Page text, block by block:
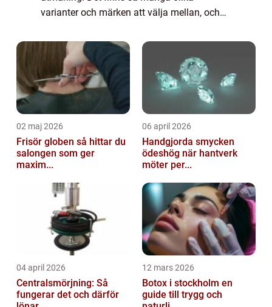
varianter och märken att välja mellan, och
verkligen är den bästa. I denna artikel
kommer vi a...
02 maj 2026
Frisör globen så hittar du
salongen som ger
maxim...
06 april 2026
Handgjorda smycken
ödeshög när hantverk
möter per...
04 april 2026
Centralsmörjning: Så
fungerar det och därför
12 mars 2026
Botox i stockholm en
guide till trygg och